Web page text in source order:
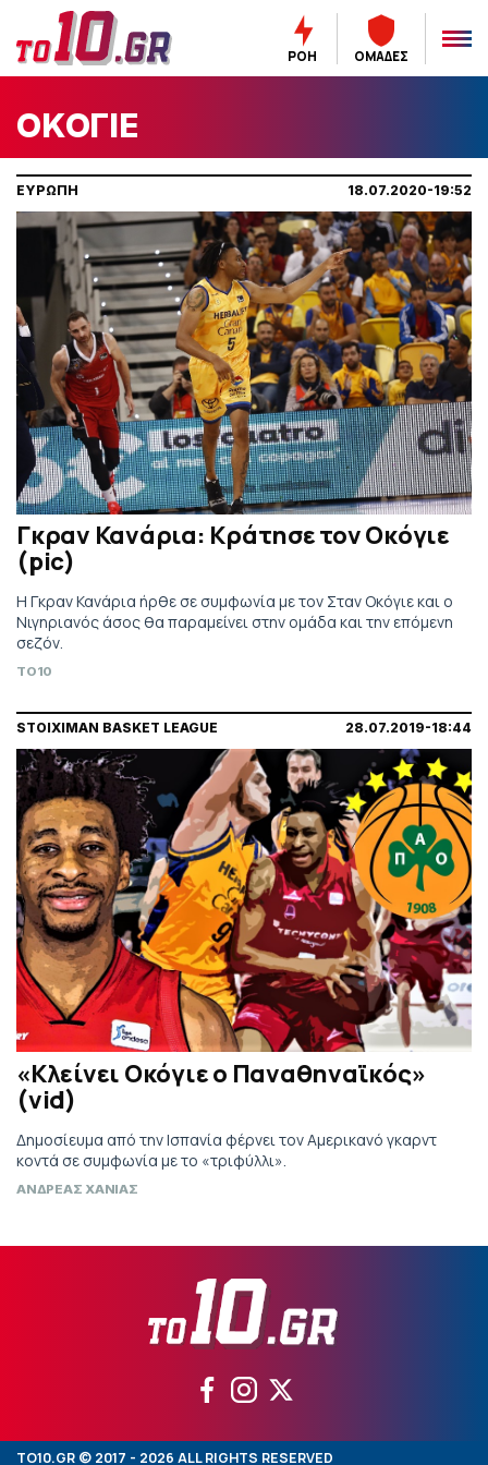
ΡΟΗ ΟΜΑΔΕΣ
ΟΚΟΓΙΕ
ΕΥΡΩΠΗ 18.07.2020-19:52
Γκραν Κανάρια: Κράτησε τον Οκόγιε
(pic)
Η Γκραν Κανάρια ήρθε σε συμφωνία με τον Σταν Οκόγιε και ο
Νιγηριανός άσος θα παραμείνει στην ομάδα και την επόμενη
σεζόν.
TO10
STOIXIMAN BASKET LEAGUE 28.07.2019-18:44
«Κλείνει Οκόγιε ο Παναθηναϊκός»
(vid)
Δημοσίευμα από την Ισπανία φέρνει τον Αμερικανό γκαρντ
κοντά σε συμφωνία με το «τριφύλλι».
ΑΝΔΡΕΑΣ ΧΑΝΙΑΣ
TO10.GR © 2017 - 2026 ALL RIGHTS RESERVED